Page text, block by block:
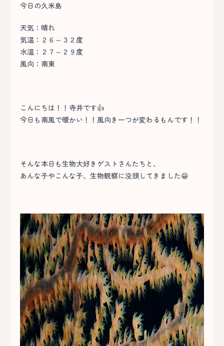
今日の久米島
天気：晴れ
気温：２６～３２度
水温：２７～２９度
風向：南東
こんにちは！！寺井です👍
今日も南風で暖かい！！風向き一つが変わるもんです！！
そんな本日も生物大好きゲストさんたちと、
あんな子やこんな子、生物観察に没頭してきました😁